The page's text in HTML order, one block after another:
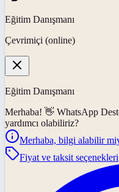
Eğitim Danışmanı
Çevrimiçi (online)
Eğitim Danışmanı
Merhaba! 👋 WhatsApp
yardımcı olabiliriz?
Merhaba, bilgi alabilir
Fiyat ve taksit seçenekleri